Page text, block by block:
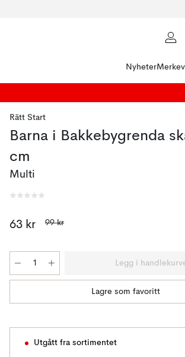
Nyheter
Rätt Start
Barna i Bakkebygrenda
cm
Multi
63 kr 99 kr
Legg i
Lagre som favoritt
Utgått fra sortimentet